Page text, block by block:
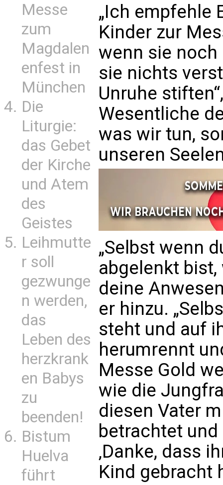
Messe
zum
Magdalen
enfest in
München
Die
Liturgie:
das Gebet
der Kirche
und Atem
des
Geistes
Leihmutte
r soll
gezwunge
n werden,
das
Leben des
herzkrank
en Babys
zu
beenden!
Bistum
Huelva
führt
„Ich empfehle
Kinder zur
wenn sie
sie nichts
Unruhe
Wesentliche
was wir tun,
unseren
„Selbst wenn
abgelenkt
deine
er hinzu.
steht und auf
herumrennt
Messe Gold
wie die
diesen Vater
betrachtet
‚Danke, dass
Kind gebracht